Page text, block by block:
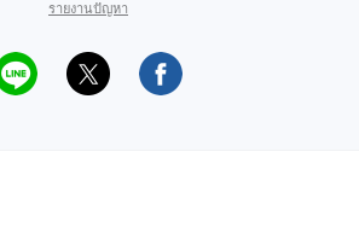
รายงานปัญหา